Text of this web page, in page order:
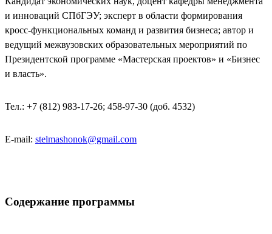
и инноваций СПбГЭУ; эксперт в области формирования
кросс-функциональных команд и развития бизнеса; автор и
ведущий межвузовских образовательных мероприятий по
Президентской программе «Мастерская проектов» и «Бизнес
и власть».
Тел.: +7 (812) 983-17-26; 458-97-30 (доб. 4532)
E-mail: stelmashonok@gmail.com
Содержание программы